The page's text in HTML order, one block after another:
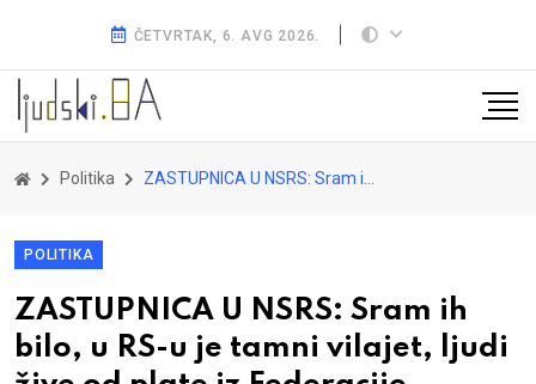
ČETVRTAK, 6. AVG 2026.
Politika ZASTUPNICA U NSRS: Sram ih bilo, u RS-u je tamni vilajet, ljudi žive od plate iz Federacije
POLITIKA
ZASTUPNICA U NSRS: Sram ih
bilo, u RS-u je tamni vilajet, ljudi